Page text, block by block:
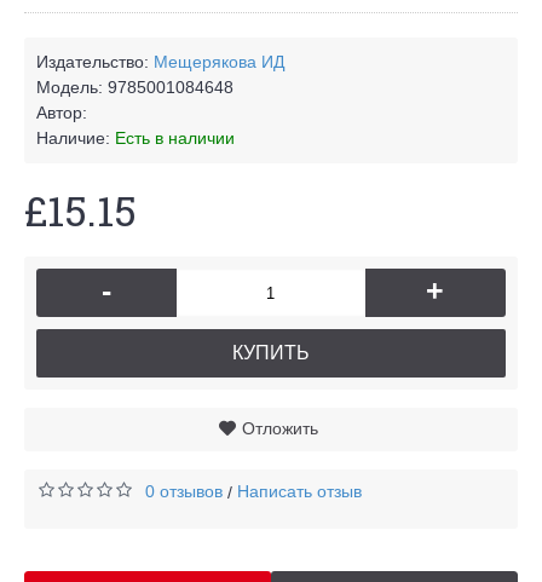
Издательство: Мещерякова ИД
Модель: 9785001084648
Автор:
Наличие: Есть в наличии
£15.15
- +
КУПИТЬ
Отложить
0 отзывов / Написать отзыв